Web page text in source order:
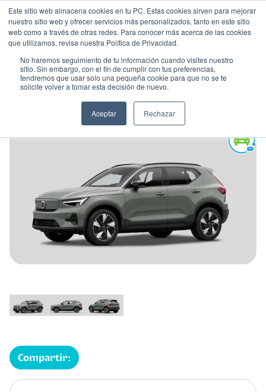
Este sitio web almacena cookies en tu PC. Estas cookies sirven para mejorar
nuestro sitio web y ofrecer servicios más personalizados, tanto en este sitio
web como a través de otras redes. Para conocer más acerca de las cookies
que utilizamos, revisa nuestra Política de Privacidad.
No haremos seguimiento de tu información cuando visites nuestro
sitio. Sin embargo, con el fin de cumplir con tus preferencias,
tendremos que usar solo una pequeña cookie para que no se te
solicite volver a tomar esta decisión de nuevo.
Aceptar Rechazar
VOLVO EX40 P6 CORE
Electrico
Compartir: